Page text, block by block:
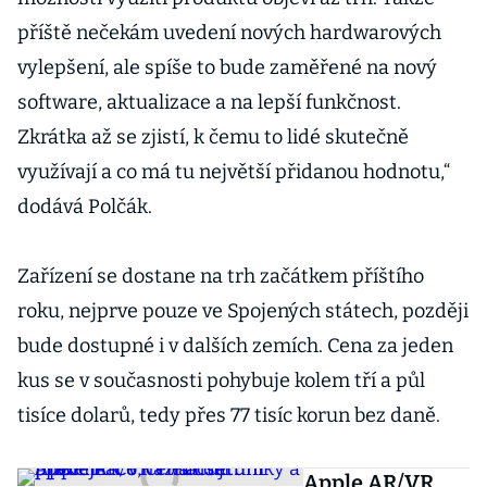
příště nečekám uvedení nových hardwarových
vylepšení, ale spíše to bude zaměřené na nový
software, aktualizace a na lepší funkčnost.
Zkrátka až se zjistí, k čemu to lidé skutečně
využívají a co má tu největší přidanou hodnotu,“
dodává Polčák.
Zařízení se dostane na trh začátkem příštího
roku, nejprve pouze ve Spojených státech, později
bude dostupné i v dalších zemích. Cena za jeden
kus se v současnosti pohybuje kolem tří a půl
tisíce dolarů, tedy přes 77 tisíc korun bez daně.